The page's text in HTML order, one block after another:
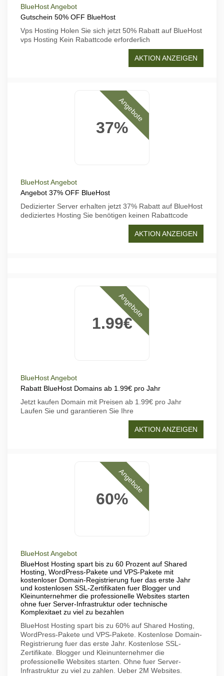
BlueHost Angebot
Gutschein 50% OFF BlueHost
Vps Hosting Holen Sie sich jetzt 50% Rabatt auf BlueHost
vps Hosting Kein Rabattcode erforderlich
AKTION ANZEIGEN
37%
Angebote
BlueHost Angebot
Angebot 37% OFF BlueHost
Dedizierter Server erhalten jetzt 37% Rabatt auf BlueHost
dediziertes Hosting Sie benötigen keinen Rabattcode
AKTION ANZEIGEN
1.99€
Angebote
BlueHost Angebot
Rabatt BlueHost Domains ab 1.99€ pro Jahr
Jetzt kaufen Domain mit Preisen ab 1.99€ pro Jahr
Laufen Sie und garantieren Sie Ihre
AKTION ANZEIGEN
60%
Angebote
BlueHost Angebot
BlueHost Hosting spart bis zu 60 Prozent auf Shared
Hosting, WordPress-Pakete und VPS-Pakete mit
kostenloser Domain-Registrierung fuer das erste Jahr
und kostenlosen SSL-Zertifikaten fuer Blogger und
Kleinunternehmer die professionelle Websites starten
ohne fuer Server-Infrastruktur oder technische
Komplexitaet zu viel zu bezahlen
BlueHost Hosting spart bis zu 60% auf Shared Hosting,
WordPress-Pakete und VPS-Pakete. Kostenlose Domain-
Registrierung fuer das erste Jahr. Kostenlose SSL-
Zertifikate. Blogger und Kleinunternehmer die
professionelle Websites starten. Ohne fuer Server-
Infrastruktur zu viel zu zahlen. Ueber 2M Websites.